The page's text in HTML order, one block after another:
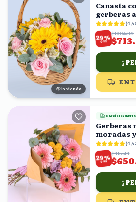
14 viendo
Canasta
gerberas
(
29%
OFF
$1004.38
ENVÍO GRATIS
Gerberas
moradas
amarillas
(
29%
OFF
$915.49